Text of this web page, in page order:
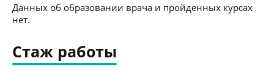
Данных об образовании врача и пройденных курсах
нет.
Стаж работы